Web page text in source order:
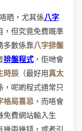
晒，尤其係八字
，但究竟免費嘅準
多數係靠八字排盤
排盤程式，佢哋會
時辰 （最好用真太
，呢啲程式通常只
格局喜忌 ，而唔會
免費網站輸入生